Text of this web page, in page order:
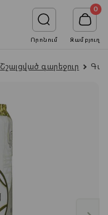
Որոնում
0
Զամբյուղ
Շշալցված գարեջուր